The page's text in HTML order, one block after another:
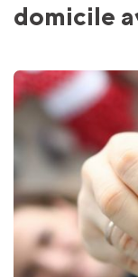
domicile